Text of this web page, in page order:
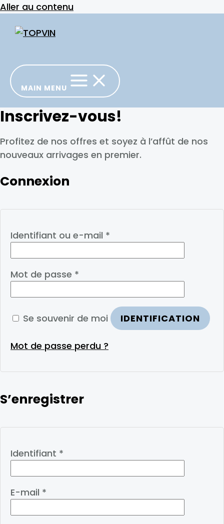
Aller au contenu
MAIN MENU
Inscrivez-vous!
Profitez de nos offres et soyez à l’affût de nos
nouveaux arrivages en premier.
Connexion
Identifiant ou e-mail *
Mot de passe *
Se souvenir de moi IDENTIFICATION
Mot de passe perdu ?
S’enregistrer
Identifiant *
E-mail *